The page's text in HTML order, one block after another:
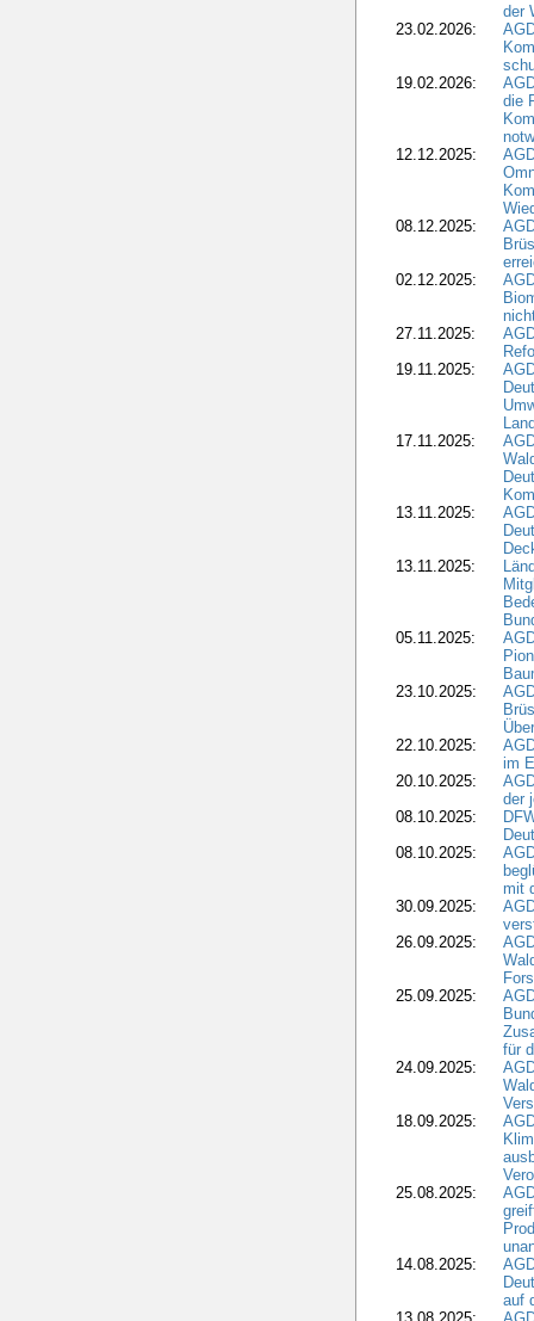
der
23.02.2026:
19.02.2026:
die
12.12.2025:
08.12.2025:
02.12.2025:
27.11.2025:
19.11.2025:
17.11.2025:
13.11.2025:
13.11.2025:
05.11.2025:
23.10.2025:
22.10.2025:
im
20.10.2025:
der
08.10.2025:
08.10.2025:
mit
30.09.2025:
26.09.2025:
25.09.2025:
für
24.09.2025:
18.09.2025:
25.08.2025:
14.08.2025:
auf